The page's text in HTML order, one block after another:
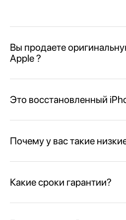
Вы продаете
Apple ?
Это восстановленный
Почему у вас такие
Какие сроки гарантии?